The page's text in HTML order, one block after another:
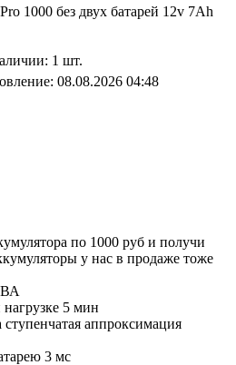
1 шт.
08.08.2026 04:48
по 1000 руб и получи
у нас в продаже тоже
ВА
5 мин
аппроксимация
3 мс